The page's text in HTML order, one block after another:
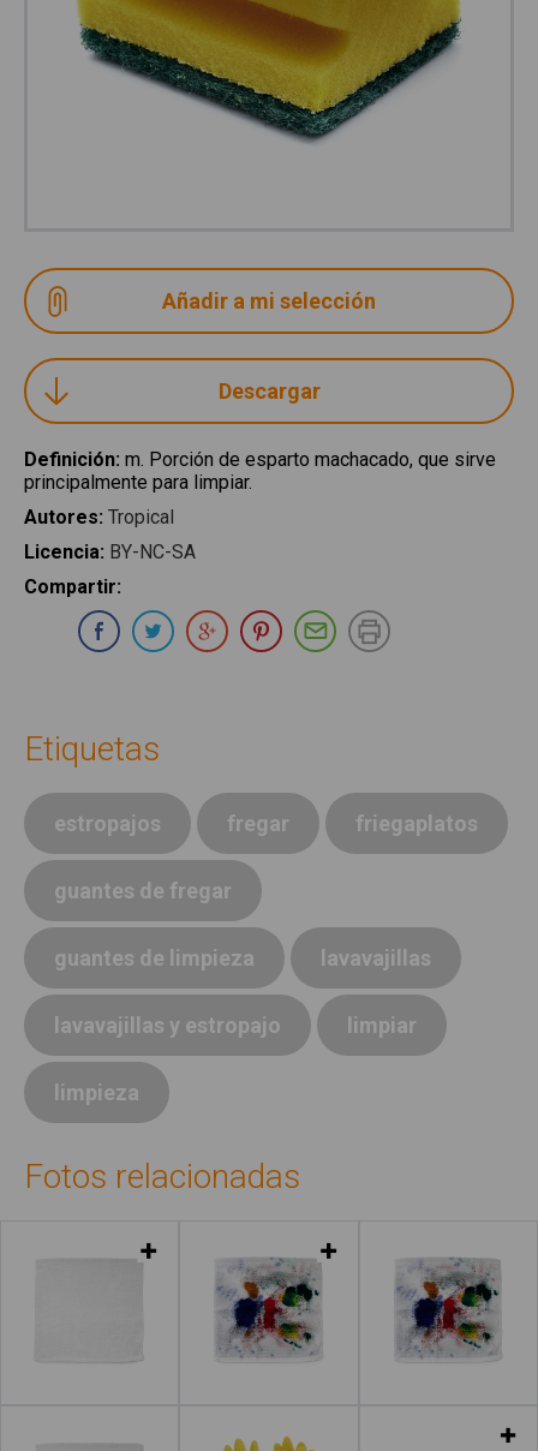
Descargar
Definición: m. Porción de esparto machacado, que sirve
principalmente para limpiar.
Autores: Tropical
Licencia: BY-NC-SA
Compartir:
Compartir en Whatsapp
Compartir en Facebook
Compartir en Twitter
Compartir en Google Plus
Compartir en Pinterest
Compartir por E-
Etiquetas
estropajos fregar friegaplatos
guantes de fregar
guantes de limpieza lavavajillas
lavavajillas y estropajo limpiar
limpieza
Fotos relacionadas